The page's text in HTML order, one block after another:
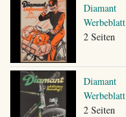
Diamant
Werbeblatt
2 Seiten
Diamant
Werbeblatt
2 Seiten